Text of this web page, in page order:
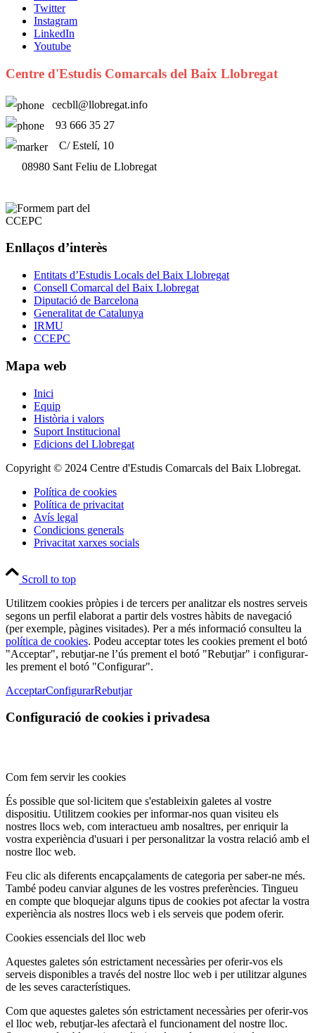
Twitter
Instagram
LinkedIn
Youtube
Centre d'Estudis Comarcals del Baix Llobregat
cecbll@llobregat.info
93 666 35 27
C/ Estelí, 10
08980 Sant Feliu de Llobregat
Enllaços d’interès
Entitats d’Estudis Locals del Baix Llobregat
Consell Comarcal del Baix Llobregat
Diputació de Barcelona
Generalitat de Catalunya
IRMU
CCEPC
Mapa web
Inici
Equip
Història i valors
Suport Institucional
Edicions del Llobregat
Copyright © 2024 Centre d'Estudis Comarcals del Baix Llobregat.
Política de cookies
Política de privacitat
Avís legal
Condicions generals
Privacitat xarxes socials
Scroll to top
Utilitzem cookies pròpies i de tercers per analitzar els nostres serveis
segons un perfil elaborat a partir dels vostres hàbits de navegació
(per exemple, pàgines visitades). Per a més informació consulteu la
política de cookies. Podeu acceptar totes les cookies prement el botó
"Acceptar", rebutjar-ne l’ús prement el botó "Rebutjar" i configurar-
les prement el botó "Configurar".
AcceptarConfigurarRebutjar
Configuració de cookies i privadesa
Com fem servir les cookies
És possible que sol·licitem que s'estableixin galetes al vostre
dispositiu. Utilitzem cookies per informar-nos quan visiteu els
nostres llocs web, com interactueu amb nosaltres, per enriquir la
vostra experiència d'usuari i per personalitzar la vostra relació amb el
nostre lloc web.
Feu clic als diferents encapçalaments de categoria per saber-ne més.
També podeu canviar algunes de les vostres preferències. Tingueu
en compte que bloquejar alguns tipus de cookies pot afectar la vostra
experiència als nostres llocs web i els serveis que podem oferir.
Cookies essencials del lloc web
Aquestes galetes són estrictament necessàries per oferir-vos els
serveis disponibles a través del nostre lloc web i per utilitzar algunes
de les seves característiques.
Com que aquestes galetes són estrictament necessàries per oferir-vos
el lloc web, rebutjar-les afectarà el funcionament del nostre lloc.